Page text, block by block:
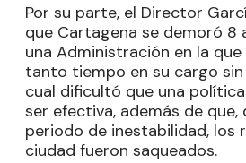
Por su parte, el Director
que Cartagena se demoró 8
una Administración en la
tanto tiempo en su cargo
cual dificultó que una
ser efectiva, además de que,
periodo de inestabilidad, los
ciudad fueron saqueados.